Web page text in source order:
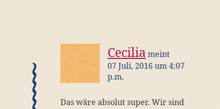
Cecilia meint
07 Juli, 2016 um 4:07
p.m.
Das wäre absolut super. Wir sind